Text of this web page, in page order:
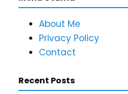
About Me
Privacy Policy
Contact
Recent Posts